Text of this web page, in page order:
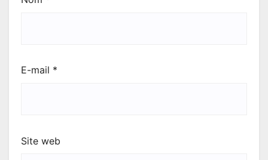
E-mail *
Site web